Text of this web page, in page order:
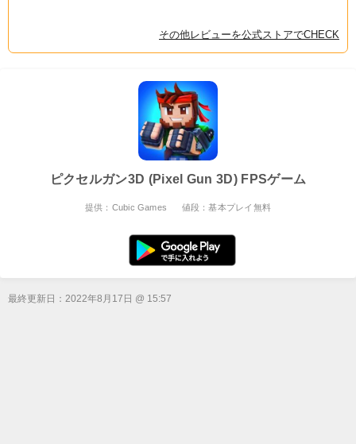
その他レビューを公式ストアでCHECK
ピクセルガン3D (Pixel Gun 3D) FPSゲーム
提供：Cubic Games 値段：基本プレイ無料
最終更新日： 2022年8月17日 @ 15:57